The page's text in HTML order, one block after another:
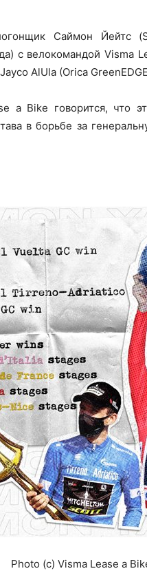
Саймон Йейтс
с велокомандой Visma
AlUla (Orica
a Bike говорится, что
в борьбе за
Photo (c) Visma Lease a